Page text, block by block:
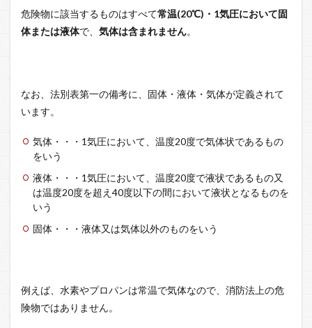
危険物に該当するものはすべて常温(20℃)・1気圧において固
体または液体で、 気体は含まれません。
なお、法別表第一の備考に、固体・液体・気体が定義されて
います。
気体・・・1気圧において、温度20度で気体状であるもの
をいう
液体・・・1気圧において、温度20度で液状であるもの又
は温度20度を超え40度以下の間において液状となるものを
いう
固体・・・液体又は気体以外のものをいう
例えば、水素やプロパンは常温で気体なので、消防法上の危
険物ではありません。